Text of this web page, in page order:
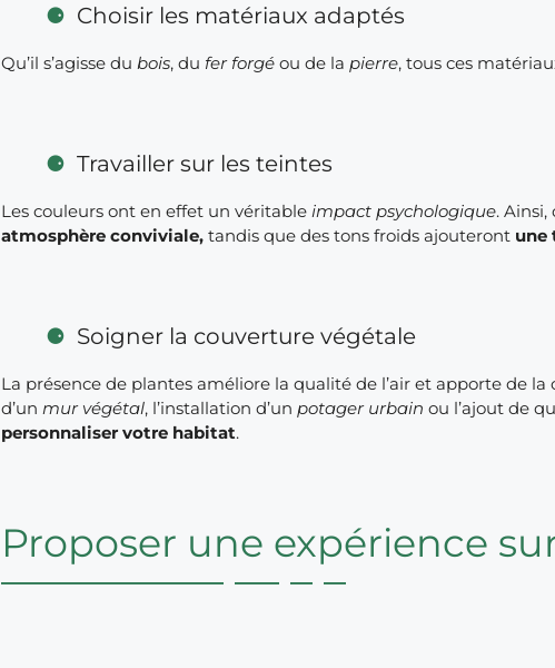
Choisir les matériaux adaptés
Qu’il s’agisse dubois, du fer forgé ou de lapierre, tous ces
Travailler sur les teintes
Les couleurs ont en effet un véritableimpact psychologique.
atmosphère conviviale,tandis que des tons froids ajouteront une
Soigner la couverture végétale
La présence de plantes améliore la qualité de l’air et apporte de
d’unmur végétal, l’installation d’unpotager urbain ou l’ajout de
personnaliser votre habitat.
Proposer une expérience